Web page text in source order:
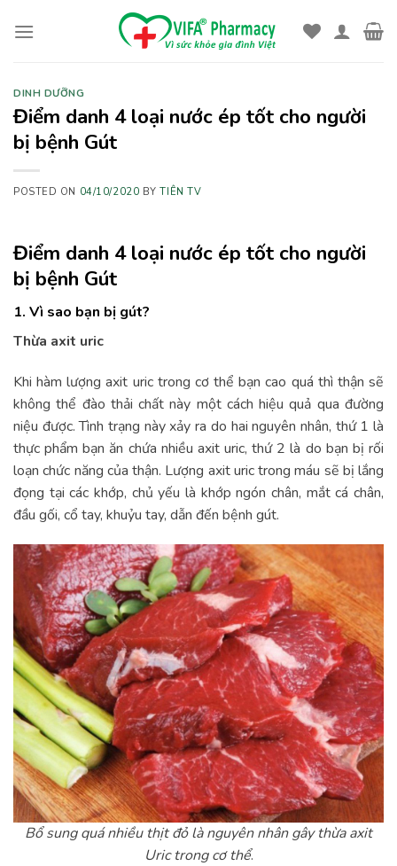
DINH DƯỠNG
Điểm danh 4 loại nước ép tốt cho người
bị bệnh Gút
POSTED ON 04/10/2020 BYTIÊN TV
Điểm danh 4 loại nước ép tốt cho người
bị bệnh Gút
1. Vì sao bạn bị gút?
Thừa axit uric
Khi hàm lượng axit uric trong cơ thể bạn cao quá thì thận sẽ
không thể đào thải chất này một cách hiệu quả qua đường
niệu được. Tình trạng này xảy ra do hai nguyên nhân, thứ 1 là
thực phẩm bạn ăn chứa nhiều axit uric, thứ 2 là do bạn bị rối
loạn chức năng của thận. Lượng axit uric trong máu sẽ bị lắng
đọng tại các khớp, chủ yếu là khớp ngón chân, mắt cá chân,
đầu gối, cổ tay, khuỷu tay, dẫn đến bệnh gút.
Bổ sung quá nhiều thịt đỏ là nguyên nhân gây thừa axit
Uric trong cơ thể.